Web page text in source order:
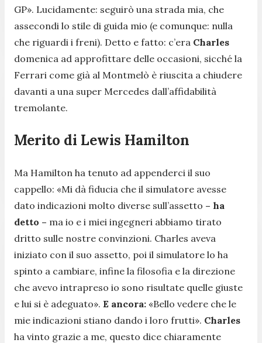
GP». Lucidamente: seguirò una strada mia, che
assecondi lo stile di guida mio (e comunque: nulla
che riguardi i freni). Detto e fatto: c’era Charles
domenica ad approfittare delle occasioni, sicché la
Ferrari come già al Montmelò è riuscita a chiudere
davanti a una super Mercedes dall’affidabilità
tremolante.
Merito di Lewis Hamilton
Ma Hamilton ha tenuto ad appenderci il suo
cappello: «Mi dà fiducia che il simulatore avesse
dato indicazioni molto diverse sull’assetto – ha
detto – ma io e i miei ingegneri abbiamo tirato
dritto sulle nostre convinzioni. Charles aveva
iniziato con il suo assetto, poi il simulatore lo ha
spinto a cambiare, infine la filosofia e la direzione
che avevo intrapreso io sono risultate quelle giuste
e lui si è adeguato». E ancora: «Bello vedere che le
mie indicazioni stiano dando i loro frutti». Charles
ha vinto grazie a me, questo dice chiaramente